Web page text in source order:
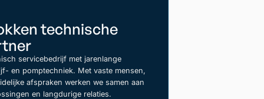
technische
servicebedrijf met jarenlange
en pomptechniek. Met vaste mensen,
afspraken werken we samen aan
en langdurige relaties.